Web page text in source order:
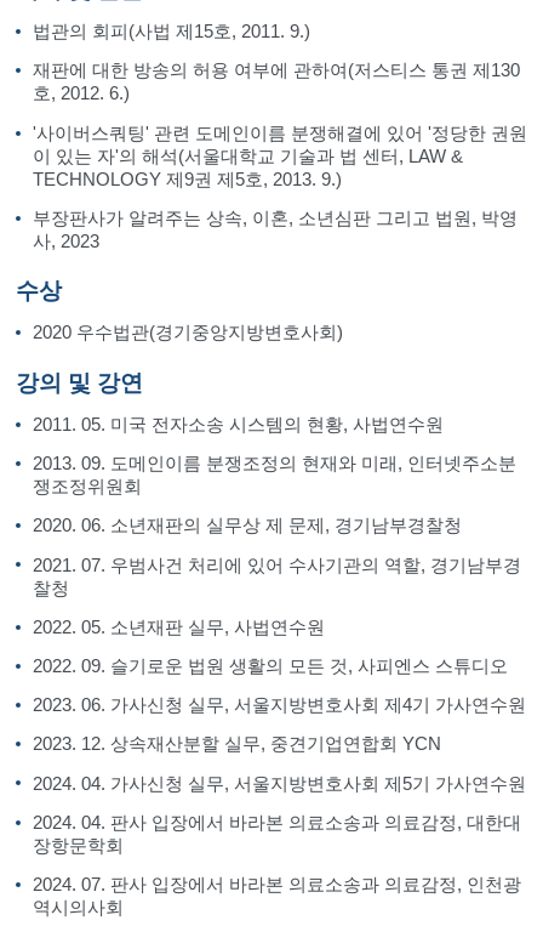
법관의 회피(사법 제15호, 2011. 9.)
재판에 대한 방송의 허용 여부에 관하여(저스티스 통권 제130
호, 2012. 6.)
'사이버스쿼팅' 관련 도메인이름 분쟁해결에 있어 '정당한 권원
이 있는 자'의 해석(서울대학교 기술과 법 센터, LAW &
TECHNOLOGY 제9권 제5호, 2013. 9.)
부장판사가 알려주는 상속, 이혼, 소년심판 그리고 법원, 박영
사, 2023
수상
2020 우수법관(경기중앙지방변호사회)
강의 및 강연
2011. 05. 미국 전자소송 시스템의 현황, 사법연수원
2013. 09. 도메인이름 분쟁조정의 현재와 미래, 인터넷주소분
쟁조정위원회
2020. 06. 소년재판의 실무상 제 문제, 경기남부경찰청
2021. 07. 우범사건 처리에 있어 수사기관의 역할, 경기남부경
찰청
2022. 05. 소년재판 실무, 사법연수원
2022. 09. 슬기로운 법원 생활의 모든 것, 사피엔스 스튜디오
2023. 06. 가사신청 실무, 서울지방변호사회 제4기 가사연수원
2023. 12. 상속재산분할 실무, 중견기업연합회 YCN
2024. 04. 가사신청 실무, 서울지방변호사회 제5기 가사연수원
2024. 04. 판사 입장에서 바라본 의료소송과 의료감정, 대한대
장항문학회
2024. 07. 판사 입장에서 바라본 의료소송과 의료감정, 인천광
역시의사회